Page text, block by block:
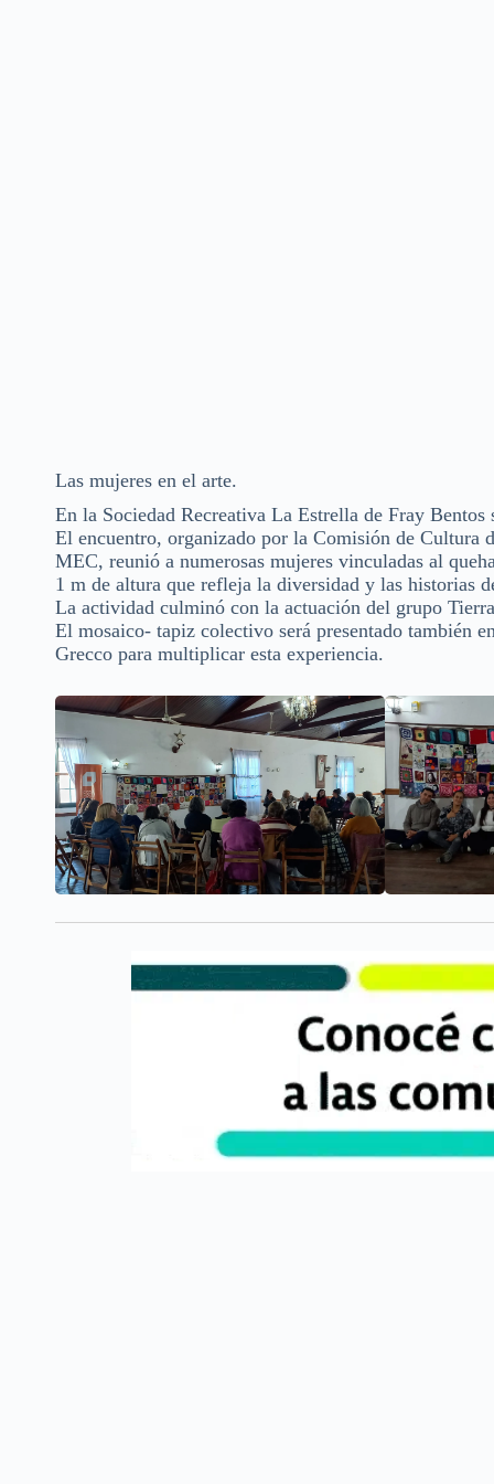
Las mujeres en el arte.
En la Sociedad Recreativa La Estrella de Fray
El encuentro, organizado por la Comisión de Cultura
MEC, reunió a numerosas mujeres vinculadas al
1 m de altura que refleja la diversidad y las historias
La actividad culminó con la actuación del grupo
El mosaico- tapiz colectivo será presentado también
Grecco para multiplicar esta experiencia.